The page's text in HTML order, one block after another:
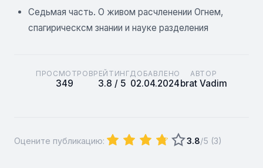
Седьмая часть. О живом расчленении Огнем,
спагирическсм знании и науке разделения
ПРОСМОТРОВ
349
РЕЙТИНГ
3.8 / 5
ДОБАВЛЕНО
02.04.2024
АВТОР
brat Vadim
Оцените публикацию: 3.8/5 (3)